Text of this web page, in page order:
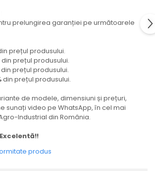
prelungirea garanției pe următoarele
prețul produsului.
din prețul produsului.
din prețul produsului.
din prețul produsului.
de modele, dimensiuni și prețuri,
sunați video pe WhatsApp, în cel mai
Industrial din România.
produs